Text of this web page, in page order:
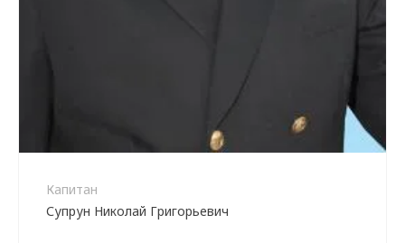
Капитан
Супрун Николай Григорьевич